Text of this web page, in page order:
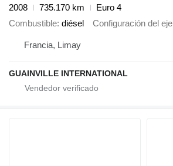
2008
735.170 km
Euro 4
Combustible diésel Configuración del eje
Francia, Limay
GUAINVILLE INTERNATIONAL